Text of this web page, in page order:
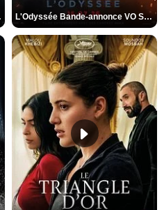
L'Odyssée Bande-annonce VO STFR